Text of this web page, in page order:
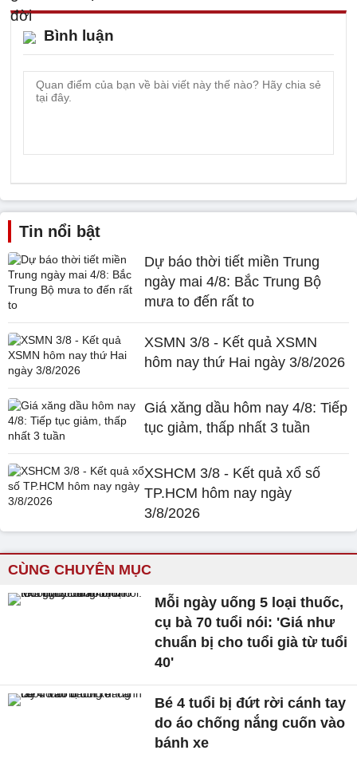
Bình luận
Tin nổi bật
Dự báo thời tiết miền Trung
ngày mai 4/8: Bắc Trung Bộ
mưa to đến rất to
XSMN 3/8 - Kết quả XSMN
hôm nay thứ Hai ngày 3/8/2026
Giá xăng dầu hôm nay 4/8: Tiếp
tục giảm, thấp nhất 3 tuần
XSHCM 3/8 - Kết quả xổ số
TP.HCM hôm nay ngày
3/8/2026
CÙNG CHUYÊN MỤC
Mỗi ngày uống 5 loại thuốc,
cụ bà 70 tuổi nói: 'Giá như
chuẩn bị cho tuổi già từ tuổi
40'
Bé 4 tuổi bị đứt rời cánh tay
do áo chống nắng cuốn vào
bánh xe